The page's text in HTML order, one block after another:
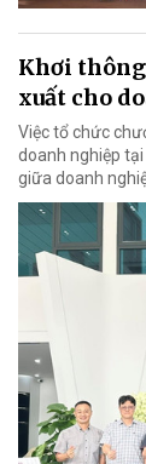
Khơi
xuất cho
Việc tổ chức
doanh nghiệp
giữa doanh